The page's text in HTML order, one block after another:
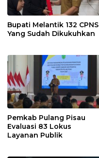
Bupati Melantik 132 CPNS
Yang Sudah Dikukuhkan
Pemkab Pulang Pisau
Evaluasi 83 Lokus
Layanan Publik